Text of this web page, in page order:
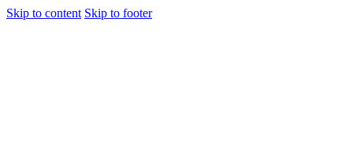
Skip to content Skip to footer